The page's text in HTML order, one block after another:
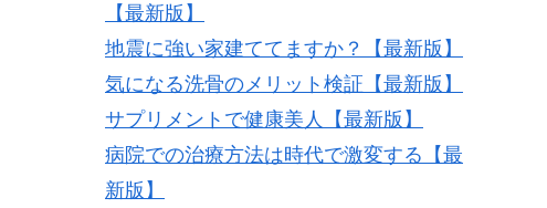
【最新版】
地震に強い家建ててますか？【最新版】
気になる洗骨のメリット検証【最新版】
サプリメントで健康美人【最新版】
病院での治療方法は時代で激変する【最
新版】